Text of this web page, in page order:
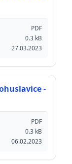
PDF
0.3 kB
27.03.2023
-
PDF
0.3 kB
06.02.2023